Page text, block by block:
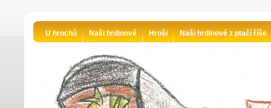
U hrochů Naši hrdinové Hroši Naši hrdinové z ptačí říše